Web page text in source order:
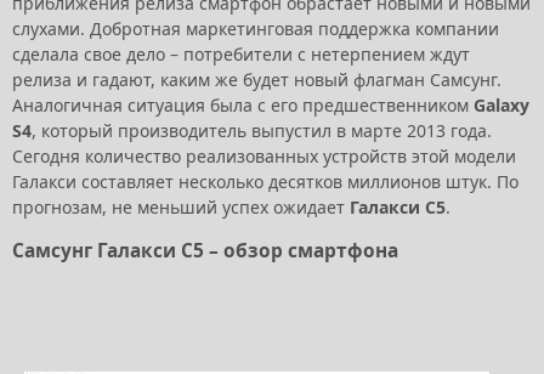
слухами. Добротная маркетинговая поддержка компании
сделала свое дело – потребители с нетерпением ждут
релиза и гадают, каким же будет новый флагман Самсунг.
Аналогичная ситуация была с его предшественником Galaxy
S4, который производитель выпустил в марте 2013 года.
Сегодня количество реализованных устройств этой модели
Галакси составляет несколько десятков миллионов штук. По
прогнозам, не меньший успех ожидает Галакси С5.
Самсунг Галакси С5 – обзор смартфона